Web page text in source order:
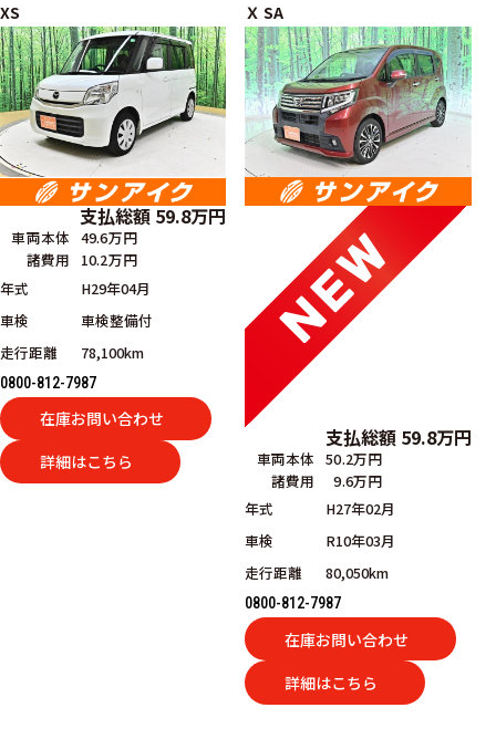
XS
支払総額 59.8万円
車両本体 49.6万円
諸費用
10.2万円
年式
H29年04月
車検
車検整備付
走行距離
78,100km
0800-812-7987
在庫お問い合わせ
詳細はこちら
Ｘ SA
支払総額 59.8万円
車両本体 50.2万円
諸費用
9.6万円
年式
H27年02月
車検
R10年03月
走行距離
80,050km
0800-812-7987
在庫お問い合わせ
詳細はこちら